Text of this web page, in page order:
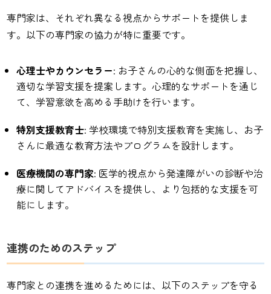
専門家は、それぞれ異なる視点からサポートを提供しま
す。以下の専門家の協力が特に重要です。
心理士やカウンセラー: お子さんの心的な側面を把握し、
適切な学習支援を提案します。心理的なサポートを通じ
て、学習意欲を高める手助けを行います。
特別支援教育士: 学校環境で特別支援教育を実施し、お子
さんに最適な教育方法やプログラムを設計します。
医療機関の専門家: 医学的視点から発達障がいの診断や治
療に関してアドバイスを提供し、より包括的な支援を可
能にします。
連携のためのステップ
専門家との連携を進めるためには、以下のステップを守る